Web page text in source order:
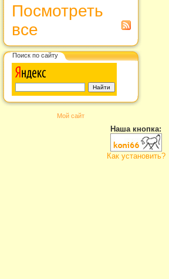
Посмотреть
все
Поиск по сайту
Мой сайт
Наша кнопка:
Как установить?